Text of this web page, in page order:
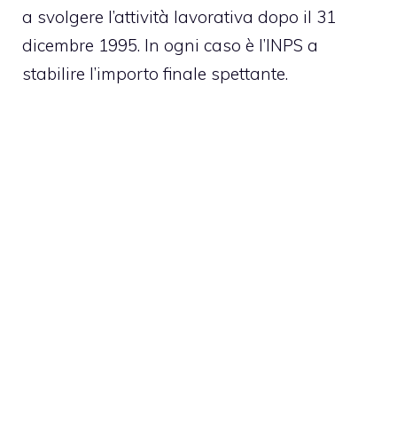
a svolgere l’attività lavorativa dopo il 31
dicembre 1995. In ogni caso è l’INPS a
stabilire l’importo finale spettante.